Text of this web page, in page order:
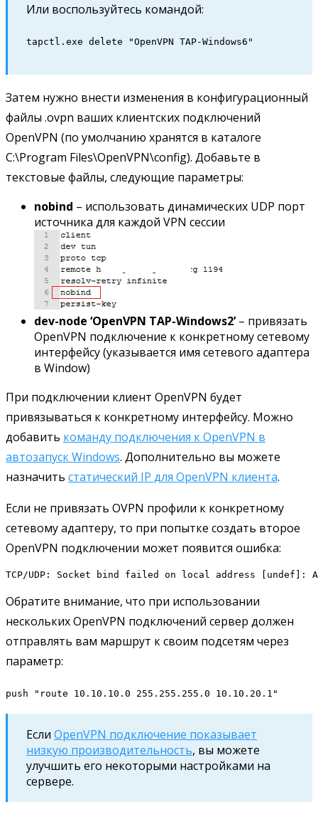
Или воспользуйтесь командой:
tapctl.exe delete "OpenVPN TAP-Windows6"
Затем нужно внести изменения в конфигурационный
файлы .ovpn ваших клиентских подключений
OpenVPN (по умолчанию хранятся в каталоге
C:\Program Files\OpenVPN\config). Добавьте в
текстовые файлы, следующие параметры:
nobind – использовать динамических UDP порт
источника для каждой VPN сессии
dev-node ‘OpenVPN TAP-Windows2’– привязать
OpenVPN подключение к конкретному сетевому
интерфейсу (указывается имя сетевого адаптера
в Window)
При подключении клиент OpenVPN будет
привязываться к конкретному интерфейсу. Можно
добавить команду подключения к OpenVPN в
автозапуск Windows. Дополнительно вы можете
назначить статический IP для OpenVPN клиента.
Если не привязать OVPN профили к конкретному
сетевому адаптеру, то при попытке создать второе
OpenVPN подключении может появится ошибка:
TCP/UDP: Socket bind failed on local address [undef]:
Обратите внимание, что при использовании
нескольких OpenVPN подключений сервер должен
отправлять вам маршрут к своим подсетям через
параметр:
push "route 10.10.10.0 255.255.255.0 10.10.20.1"
Если OpenVPN подключение показывает
низкую производительность, вы можете
улучшить его некоторыми настройками на
сервере.